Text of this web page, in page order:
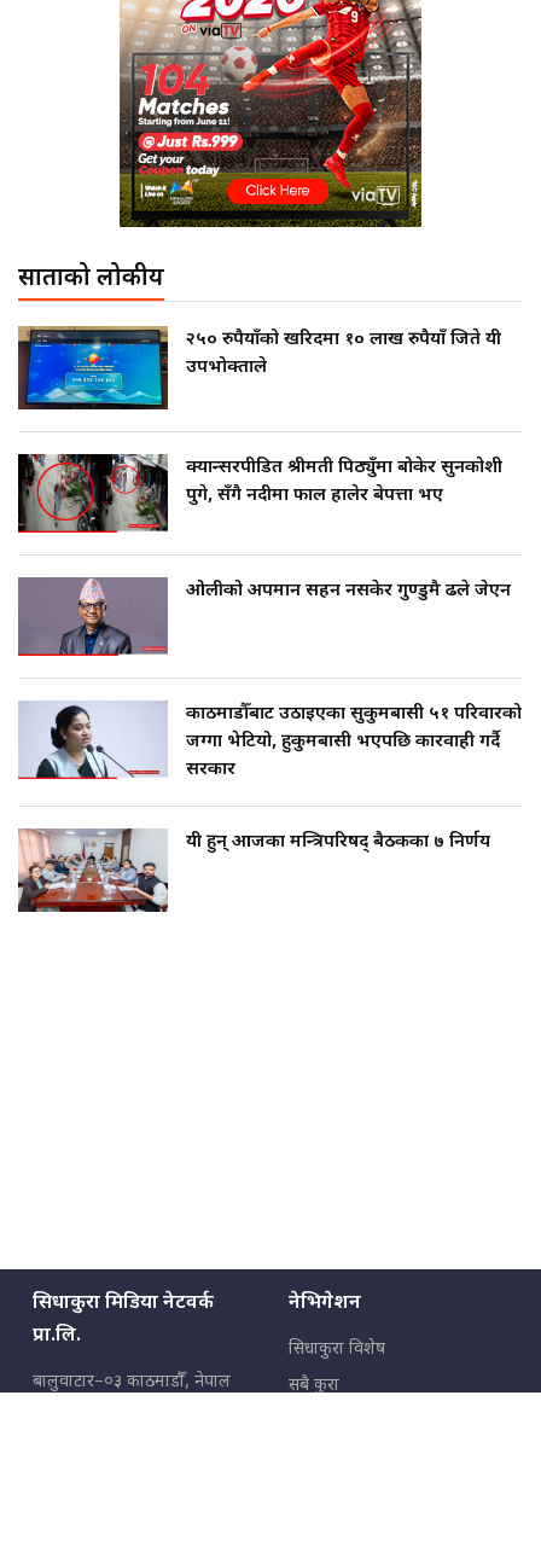
साताको लोकप्रीय
२५० रुपैयाँको खरिदमा १० लाख रुपैयाँ जिते यी
उपभोक्ताले
क्यान्सरपीडित श्रीमती पिठ्युँमा बोकेर सुनकोशी
पुगे, सँगै नदीमा फाल हालेर बेपत्ता भए
ओलीको अपमान सहन नसकेर गुण्डुमै ढले जेएन
काठमाडौँबाट उठाइएका सुकुमबासी ५१ परिवारको
जग्गा भेटियो, हुकुमबासी भएपछि कारवाही गर्दै
सरकार
यी हुन् आजका मन्त्रिपरिषद् बैठकका ७ निर्णय
सिधाकुरा मिडिया नेटवर्क
प्रा.लि.
बालुवाटार–०३ काठमाडौँ, नेपाल
नेभिगेशन
सिधाकुरा विशेष
सबै कुरा